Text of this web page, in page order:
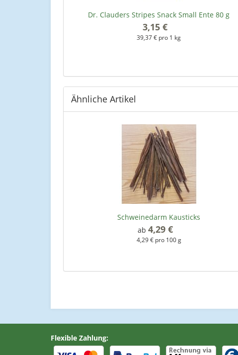
Dr. Clauders Stripes Snack Small Ente 80 g
3,15 €
39,37 € pro 1 kg
Ähnliche Artikel
Schweinedarm Kausticks
ab 4,29 €
4,29 € pro 100 g
Flexible Zahlung: